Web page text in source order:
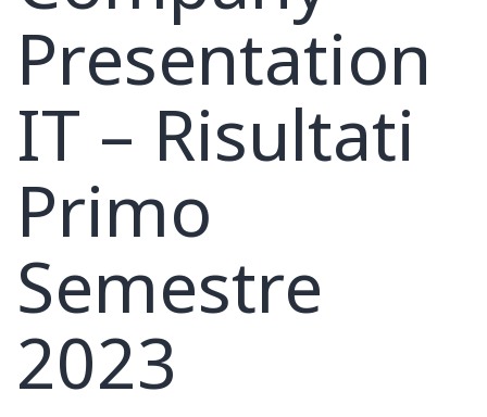
Presentation
IT – Risultati
Primo
Semestre
2023